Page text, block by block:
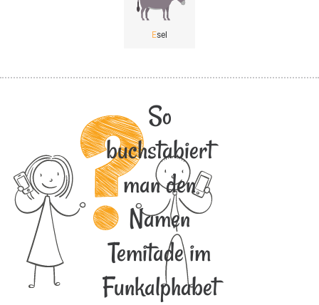
Esel
So
buchstabiert
man den
Namen
Temitade im
Funkalphabet